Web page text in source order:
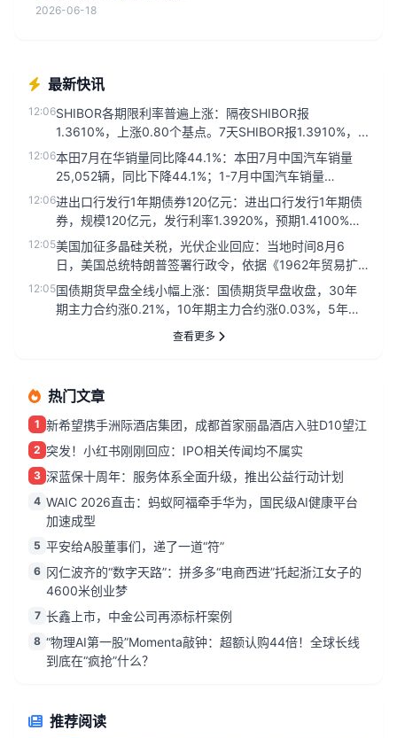
2026-06-18
最新快讯
12:06SHIBOR各期限利率普遍上涨：隔夜SHIBOR报
1.3610%，上涨0.80个基点。7天SHIBOR报1.3910%，...
12:06本田7月在华销量同比降44.1%：本田7月中国汽车销量
25,052辆，同比下降44.1%；1-7月中国汽车销量
230,8...
12:06进出口行发行1年期债券120亿元：进出口行发行1年期债
券，规模120亿元，发行利率1.3920%，预期1.4100%，
投...
12:05美国加征多晶硅关税，光伏企业回应：当地时间8月6
日，美国总统特朗普签署行政令，依据《1962年贸易扩
展法》第232条，对...
12:05国债期货早盘全线小幅上涨：国债期货早盘收盘，30年
期主力合约涨0.21%，10年期主力合约涨0.03%，5年期
查看更多
热门文章
1 新希望携手洲际酒店集团，成都首家丽晶酒店入驻D10望江
2 突发！小红书刚刚回应：IPO相关传闻均不属实
3 深蓝保十周年：服务体系全面升级，推出公益行动计划
4 WAIC 2026直击：蚂蚁阿福牵手华为，国民级AI健康平台
加速成型
5 平安给A股董事们，递了一道“符”
6 冈仁波齐的“数字天路”：拼多多“电商西进”托起浙江女子的
4600米创业梦
7 长鑫上市，中金公司再添标杆案例
8 “物理AI第一股”Momenta敲钟：超额认购44倍！全球长线
到底在“疯抢”什么？
推荐阅读